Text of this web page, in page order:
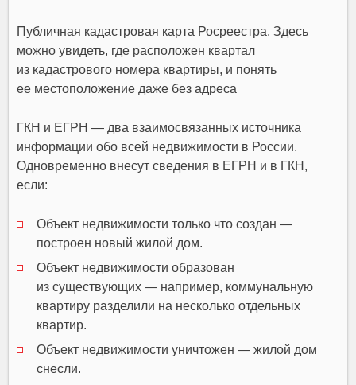
Публичная кадастровая карта Росреестра. Здесь
можно увидеть, где расположен квартал
из кадастрового номера квартиры, и понять
ее местоположение даже без адреса
ГКН и ЕГРН — два взаимосвязанных источника
информации обо всей недвижимости в России.
Одновременно внесут сведения в ЕГРН и в ГКН,
если:
Объект недвижимости только что создан —
построен новый жилой дом.
Объект недвижимости образован
из существующих — например, коммунальную
квартиру разделили на несколько отдельных
квартир.
Объект недвижимости уничтожен — жилой дом
снесли.